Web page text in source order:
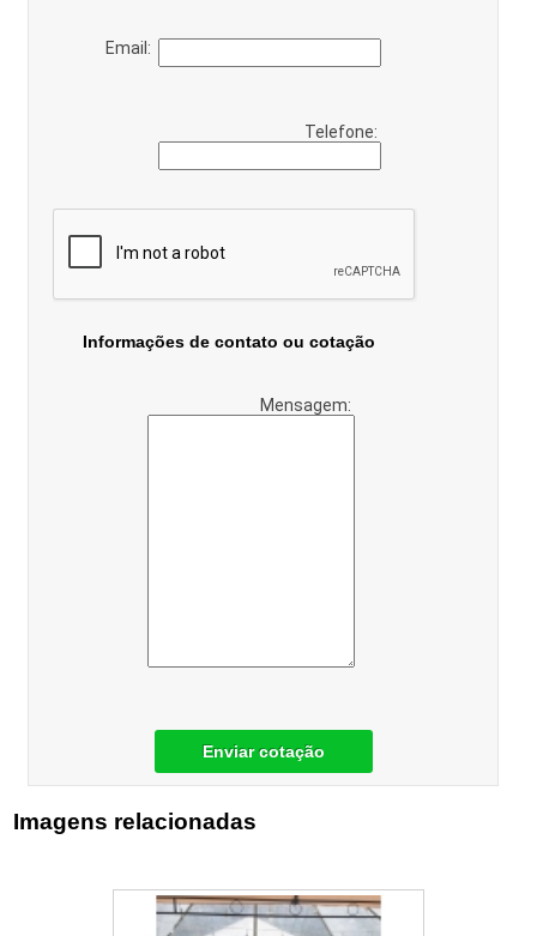
Email:
Telefone:
Informações de contato ou cotação
Mensagem:
Enviar cotação
Imagens relacionadas